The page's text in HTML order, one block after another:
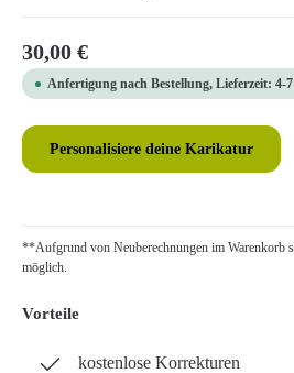
Regulärer Preis:
30,00 €
Anfertigung nach Bestellung, Lieferzeit: 4-
Personalisiere deine Karikatur
**Aufgrund von Neuberechnungen im Warenkorb
möglich.
Vorteile
kostenlose Korrekturen